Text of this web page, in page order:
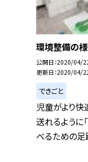
環境整備の
公開日 2020/04/
更新日 2020/04/
できごと
児童がより
送れるように
べるための足